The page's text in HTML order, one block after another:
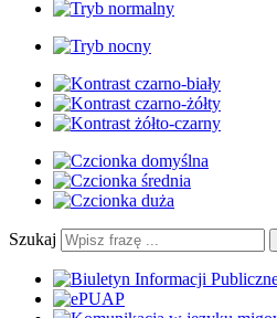
Szukaj